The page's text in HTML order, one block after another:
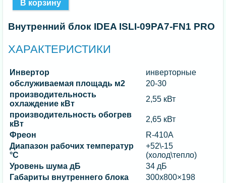
Внутренний блок IDEA ISLI-09PA7-FN1 PRO
ХАРАКТЕРИСТИКИ
Инвертор
инверторные
обслуживаемая площадь м2
20-30
производительность
охлаждение кВт
2,55 кВт
производительность обогрев
кВт
2,65 кВт
Фреон
R-410A
Диапазон рабочих температур
°C
+52\-15
(холод\тепло)
Уровень шума дБ
34 дБ
Габариты внутреннего блока
300х800×198